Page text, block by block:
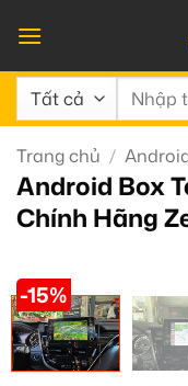
qua
nội
dung
Tìm
Trang chủ /
Android Box
Chính Hãng
-15%